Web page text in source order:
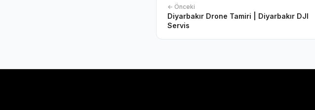
← Önceki
Diyarbakır Drone Tamiri | Diyarbakır DJI
Servis